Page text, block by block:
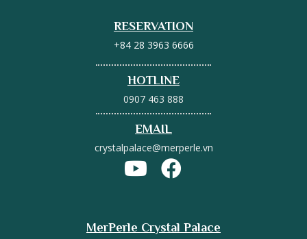
RESERVATION
+84 28 3963 6666
HOTLINE
0907 463 888
EMAIL
crystalpalace@merperle.vn
MerPerle Crystal Palace